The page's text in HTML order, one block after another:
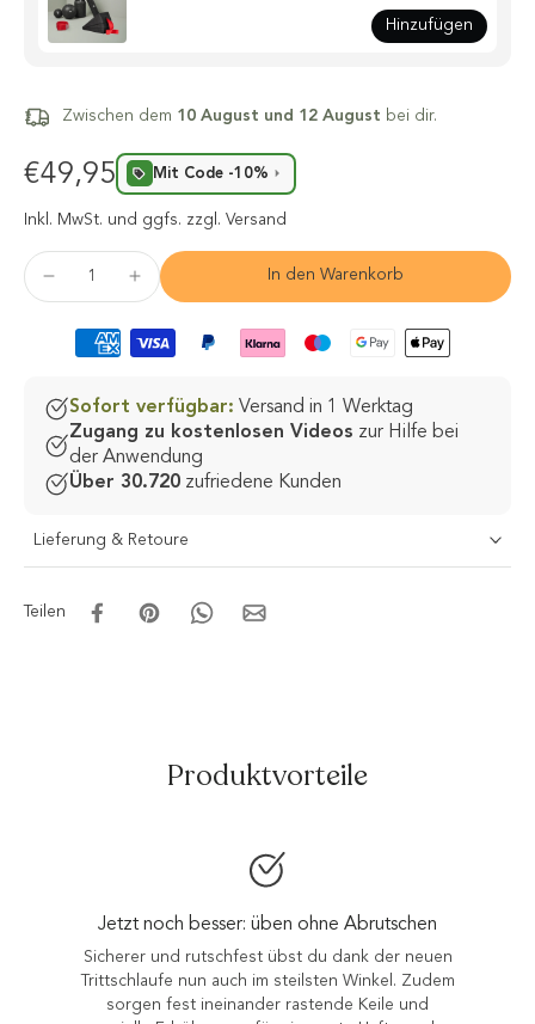
Hinzufügen
Zwischen dem 10 August und 12 August bei dir.
€49,95 Mit Code -10%
Inkl. MwSt. und ggfs. zzgl. Versand
In den Warenkorb
Sofort verfügbar: Versand in 1 Werktag
Zugang zu kostenlosen Videos zur Hilfe bei
der Anwendung
Über 30.720 zufriedene Kunden
Lieferung & Retoure
Teilen
Produktvorteile
Entlastet Gelenke und Knorpel
Mit dem Knieretter dehnst du deine
Wadenmuskeln ganz gezielt auf – für gesunde Knie
und Sprunggelenke.